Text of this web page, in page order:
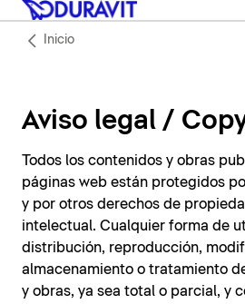
Inicio
Aviso legal /
Todos los contenidos y obras
páginas web están protegidos
y por otros derechos de
intelectual. Cualquier forma de
distribución, reproducción,
almacenamiento o tratamiento
y obras, ya sea total o parcial, y